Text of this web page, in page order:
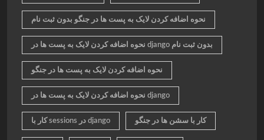
نحوه اضافه کردن لایک به پست ها در جنگو بدون ثبت نام
نحوه اضافه کردن لایک به پست ها در django بدون ثبت نام
نحوه اضافه کردن لایک به پست ها در جنگو
نحوه اضافه کردن لایک به پست ها در django
کار با sessions در django کار با سشن ها در جنگو